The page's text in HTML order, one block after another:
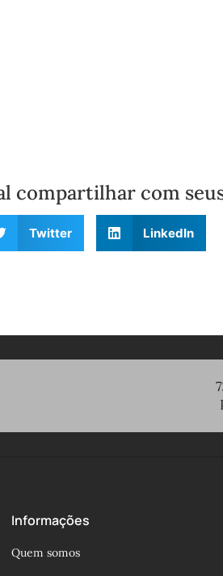
compartilhar com
Twitter LinkedIn
Informações
Quem somos